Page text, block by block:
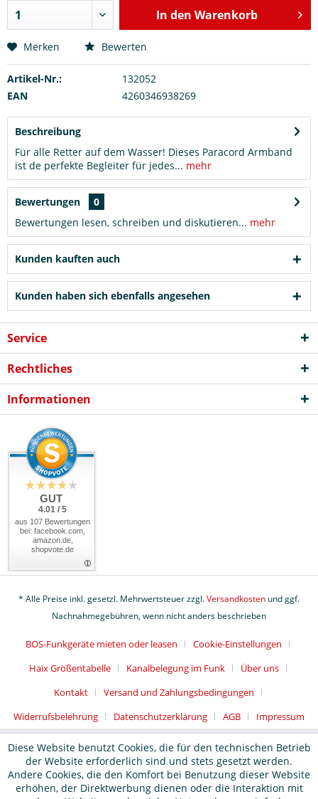
In den Warenkorb
Merken Bewerten
Artikel-Nr.:
132052
EAN
4260346938269
Beschreibung
Für alle Retter auf dem Wasser! Dieses Paracord Armband
ist de perfekte Begleiter für jedes... mehr
Bewertungen
0
Bewertungen lesen, schreiben und diskutieren... mehr
Kunden kauften auch
Kunden haben sich ebenfalls angesehen
Service
Rechtliches
Informationen
GUT
4.01 / 5
aus 107 Bewertungen
bei: facebook.com,
amazon.de,
shopvote.de
* Alle Preise inkl. gesetzl. Mehrwertsteuer zzgl.Versandkosten und ggf.
Nachnahmegebühren, wenn nicht anders beschrieben
BOS-Funkgeräte mieten oder leasen
Cookie-Einstellungen
Haix Größentabelle
Kanalbelegung im Funk
Über uns
Kontakt
Versand und Zahlungsbedingungen
Widerrufsbelehrung
Datenschutzerklärung AGB Impressum
Diese Website benutzt Cookies, die für den technischen Betrieb
der Website erforderlich sind und stets gesetzt werden.
Andere Cookies, die den Komfort bei Benutzung dieser Website
erhöhen, der Direktwerbung dienen oder die Interaktion mit